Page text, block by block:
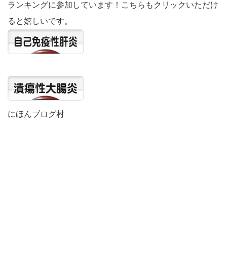
ランキングに参加しています！こちらもクリックいただけ
ると嬉しいです。
にほんブログ村